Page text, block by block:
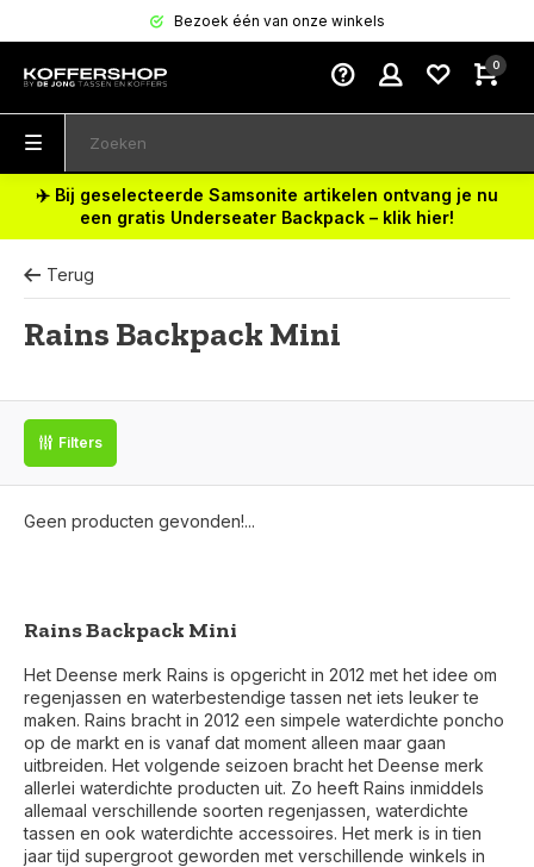
Bezoek één van onze winkels
0
✈️ Bij geselecteerde Samsonite artikelen ontvang je nu
een gratis Underseater Backpack – klik hier!
Terug
Rains Backpack Mini
Filters
Geen producten gevonden!...
Rains Backpack Mini
Het Deense merk Rains is opgericht in 2012 met het idee om
regenjassen en waterbestendige tassen net iets leuker te
maken. Rains bracht in 2012 een simpele waterdichte poncho
op de markt en is vanaf dat moment alleen maar gaan
uitbreiden. Het volgende seizoen bracht het Deense merk
allerlei waterdichte producten uit. Zo heeft Rains inmiddels
allemaal verschillende soorten regenjassen, waterdichte
tassen en ook waterdichte accessoires. Het merk is in tien
jaar tijd supergroot geworden met verschillende winkels in